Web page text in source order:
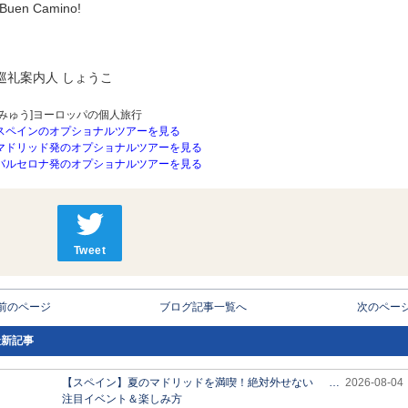
Camino!
礼案内人 しょうこ
ゅう]ヨーロッパの個人旅行
ペインのオプショナルツアーを見る
ドリッド発のオプショナルツアーを見る
ルセロナ発のオプショナルツアーを見る
Tweet
のページ ブログ記事一覧へ 次のペー
記事
【スペイン】夏のマドリッドを満喫！絶対外せない
注目イベント＆楽しみ方
… 2026-08-04